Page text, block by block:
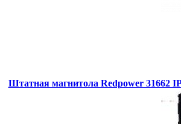
Штатная магнитола Redpower 31662